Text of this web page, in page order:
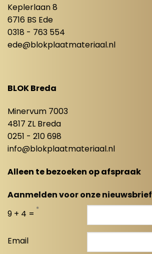
Keplerlaan 8
6716 BS Ede
0318 - 763 554
ede@blokplaatmateriaal.nl
BLOK Breda
Minervum 7003
4817 ZL Breda
0251 - 210 698
info@blokplaatmateriaal.nl
Alleen te bezoeken op afspraak
Aanmelden voor onze nieuwsbrief
9 + 4 = *
Email